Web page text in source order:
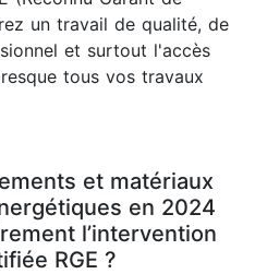
un travail de qualité, de
et surtout l'accès
tous vos travaux
et matériaux
en 2024
l’intervention
RGE ?